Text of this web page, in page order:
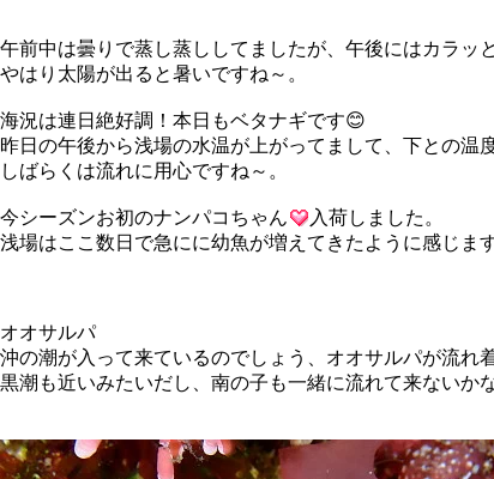
午前中は曇りで蒸し蒸ししてましたが、午後にはカラッ
やはり太陽が出ると暑いですね～。
海況は連日絶好調！本日もベタナギです😊
昨日の午後から浅場の水温が上がってまして、下との温
しばらくは流れに用心ですね～。
今シーズンお初のナンパコちゃん
入荷しました。
浅場はここ数日で急にに幼魚が増えてきたように感じま
オオサルパ
沖の潮が入って来ているのでしょう、オオサルパが流れ
黒潮も近いみたいだし、南の子も一緒に流れて来ないか